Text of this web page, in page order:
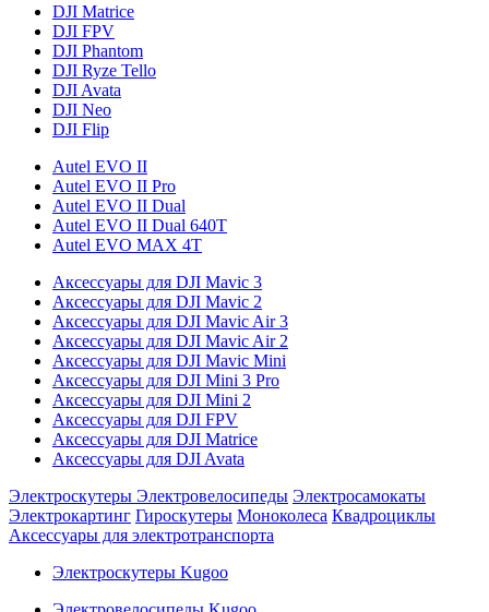
DJI Matrice
DJI FPV
DJI Phantom
DJI Ryze Tello
DJI Avata
DJI Neo
DJI Flip
Autel EVO II
Autel EVO II Pro
Autel EVO II Dual
Autel EVO II Dual 640T
Autel EVO MAX 4T
Аксессуары для DJI Mavic 3
Аксессуары для DJI Mavic 2
Аксессуары для DJI Mavic Air 3
Аксессуары для DJI Mavic Air 2
Аксессуары для DJI Mavic Mini
Аксессуары для DJI Mini 3 Pro
Аксессуары для DJI Mini 2
Аксессуары для DJI FPV
Аксессуары для DJI Matrice
Аксессуары для DJI Avata
Электроскутеры Электровелосипеды Электросамокаты
Электрокартинг Гироскутеры Моноколеса Квадроциклы
Аксессуары для электротранспорта
Электроскутеры Kugoo